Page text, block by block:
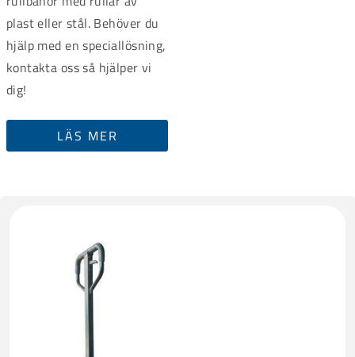
plast eller stål. Behöver du
hjälp med en speciallösning,
kontakta oss så hjälper vi
dig!
LÄS MER